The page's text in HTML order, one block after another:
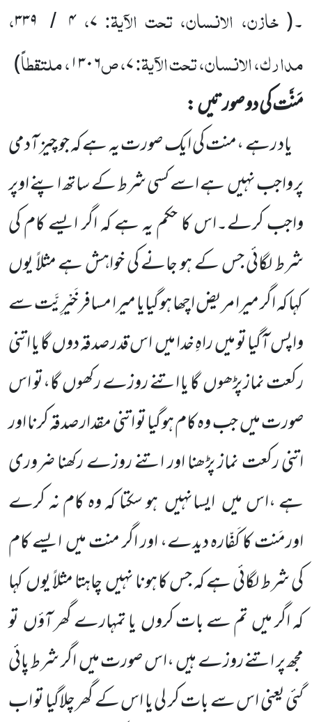
۔( خازن، الانسان، تحت الآیۃ: ۷،۴ / ۳۳۹،
مدارک، الانسان، تحت الآیۃ:۷، ص۱۳۰۶، ملتقطاً)
مَنَّت کی دو صورتیں:
یاد رہے ،منت کی ایک صورت یہ ہے کہ جو چیز آدمی
پر واجب نہیںہے اسے کسی شرط کے ساتھ اپنے اوپر
واجب کرلے۔اس کا حکم یہ ہے کہ اگر ایسے کام کی
شرط لگائی جس کے ہو جانے کی خواہش ہے مثلاً یوں
کہا کہ اگر میرا مریض اچھا ہو گیایا میرا مسافر خَیْرِیَّت سے
واپس آگیا تو میںراہِ خدا میںاس قدر صدقہ دوںگا یا اتنی
رکعت نماز پڑھوںگا یا اتنے روزے رکھوںگا،تو اس
صورت میںجب وہ کام ہو گیا تو اتنی مقدار صدقہ کرنا اور
اتنی رکعت نماز پڑھنا اور اتنے روزے رکھنا ضروری
ہے ،اس میں ایسانہیں ہو سکتا کہ وہ کام نہ کرے
اورمَنت کا کَفّارہ دیدے، اور اگر منت میںایسے کام
کی شرط لگائی ہے کہ جس کا ہونا نہیںچاہتا مثلاً یوںکہا
کہ اگر میںتم سے بات کروںیا تمہارے گھر آؤںتو
مجھ پر اتنے روزے ہیں،اس صورت میںاگر شرط پائی
گئی یعنی اس سے بات کر لی یا اس کے گھر چلاگیا تو اب